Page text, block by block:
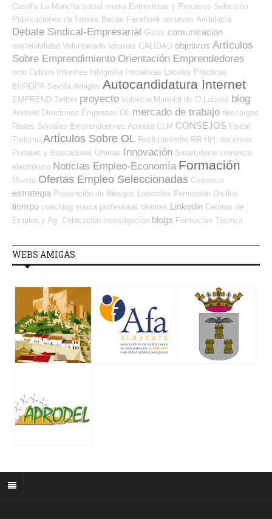
Castilla La Mancha social media Entrevistas y Procesos Selección
Publicaciones de Interés Becas Facebook recursos Andalucía
Debate Sindical-Empresarial Guías comunicación
sostenibilidad Voluntariado Idiomas CALIDAD objetivos Artículos
Sobre Emprendimiento Orientación Emprendedores
ocio Cultura Informes Infografía Iniciativas Locales Prácticas
EUROPA Sevilla Amigos Autocandidatura Internet
EMPREND Twitter proyecto Valencia Material de O.Laboral blog
Android Directorios Empresas OL mercado de trabajo descargas
Redes Sociales Emprendedores Aprodel CLM CONSEJOS Fiscal
Turismo Artículos Sobre OL Reclutamiento RR.HH.
docentes
Portales y Buscadores Ofertas Innovación Smartphone comercio
electrónico Noticias Empleo-Economía Formación
Murcia Ofertas Empleo Seleccionadas Comercio
estrategia Prevención de Riesgos Laborales Formación On-line
tiempo coaching marca profesional clientes Linkedin Centros de
Empleo y Ag. Colocación investigación blogs Formación Técnica
WEBS AMIGAS